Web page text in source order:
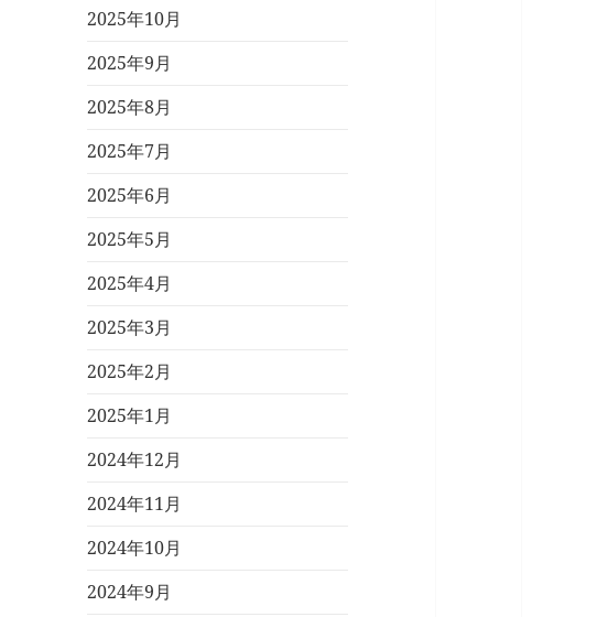
2025年10月
2025年9月
2025年8月
2025年7月
2025年6月
2025年5月
2025年4月
2025年3月
2025年2月
2025年1月
2024年12月
2024年11月
2024年10月
2024年9月